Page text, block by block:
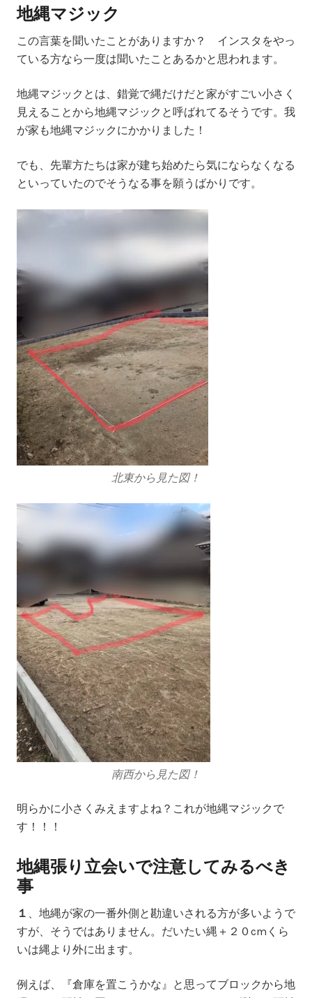
地縄マジック
この言葉を聞いたことがありますか？ インスタをやっ
ている方なら一度は聞いたことあるかと思われます。
地縄マジックとは、錯覚で縄だけだと家がすごい小さく
見えることから地縄マジックと呼ばれてるそうです。我
が家も地縄マジックにかかりました！
でも、先輩方たちは家が建ち始めたら気にならなくなる
といっていたのでそうなる事を願うばかりです。
北東から見た図！
南西から見た図！
明らかに小さくみえますよね？これが地縄マジックで
す！！！
地縄張り立会いで注意してみるべき
事
１
、地縄が家の一番外側と勘違いされる方が多いようで
すが、そうではありません。だいたい縄＋２０cm くら
いは縄より外に出ます。
例えば、『倉庫を置こうかな』と思ってブロックから地